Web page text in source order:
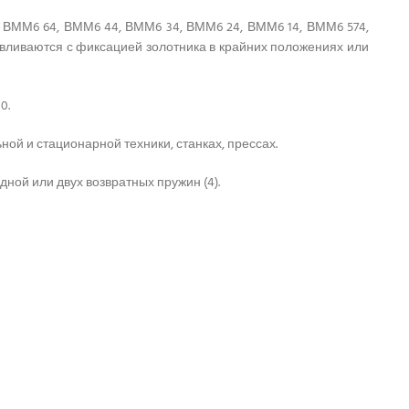
ВММ6 64, ВММ6 44, ВММ6 34, ВММ6 24, ВММ6 14, ВММ6 574,
с фиксацией золотника в крайних положениях или
и стационарной техники, станках, прессах.
или двух возвратных пружин (4).